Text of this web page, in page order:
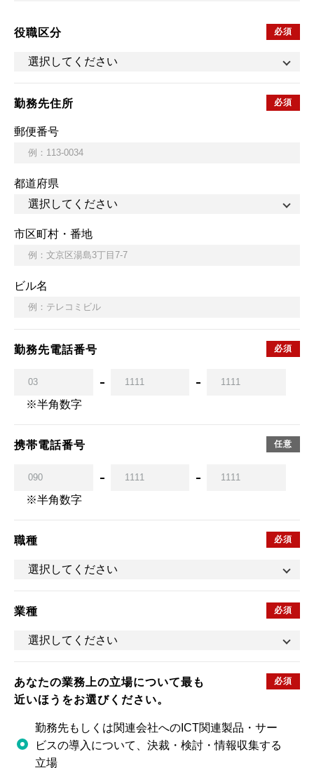
役職区分
勤務先住所
郵便番号
都道府県
市区町村・番地
ビル名
勤務先電話番号
※半角数字
携帯電話番号
※半角数字
職種
業種
あなたの業務上の立場について最も
近いほうをお選びください。
勤務先もしくは関連会社へのICT関連製品・サー
ビスの導入について、決裁・検討・情報収集する
立場